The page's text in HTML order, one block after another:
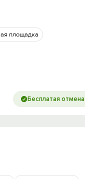
площадка
Бесплатая отмена